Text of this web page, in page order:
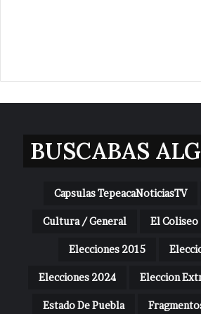
BUSCABAS
Capsulas TepeacaNoticiasTV
Cultura / General El Coliseo
Elecciones 2015
Elecciones 2024 Eleccion
Estado De Puebla